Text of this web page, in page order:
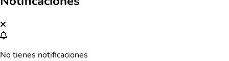
No tienes notificaciones